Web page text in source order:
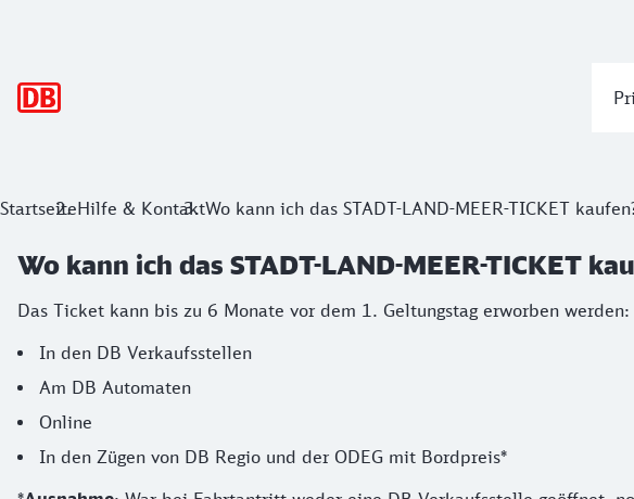
StartseiteHilfe & KontaktWo kann ich das STADT-LAND-MEER-TICKET
Wo kann ich das STADT-LAND-MEER-TICKET
Das Ticket kann bis zu 6 Monate vor dem 1. Geltungstag erworben werden:
In den DB Verkaufsstellen
Am DB Automaten
Online
In den Zügen von DB Regio und der ODEG mit Bordpreis*